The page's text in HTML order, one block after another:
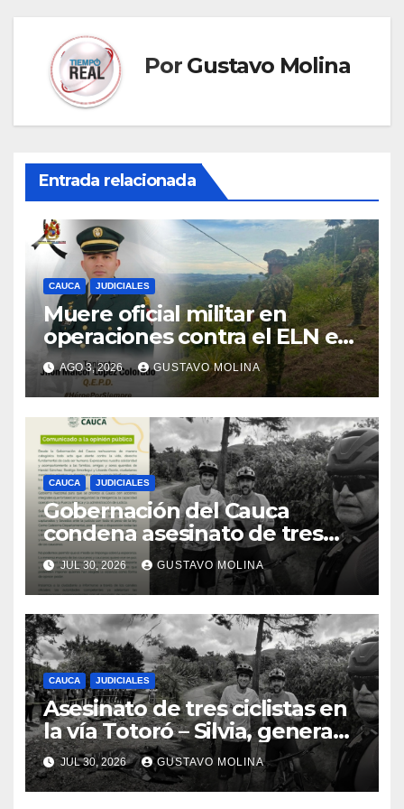
Por Gustavo Molina
Entrada relacionada
CAUCA JUDICIALES
Muere oficial militar en
operaciones contra el ELN en
el sur del Cauca
AGO 3, 2026 GUSTAVO MOLINA
CAUCA JUDICIALES
Gobernación del Cauca
condena asesinato de tres
ciudadanos y exige medidas
urgentes al Gobierno
Nacional
JUL 30, 2026 GUSTAVO MOLINA
CAUCA JUDICIALES
Asesinato de tres ciclistas en
la vía Totoró – Silvia, genera
consternación en el Cauca
JUL 30, 2026 GUSTAVO MOLINA